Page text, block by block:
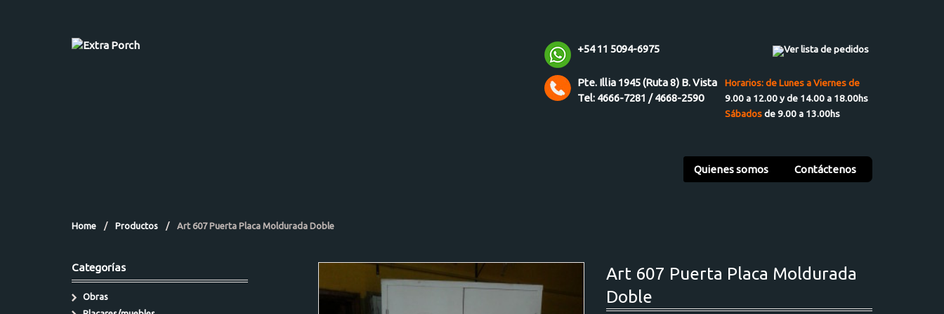
+54 11 5094-6975 Ver lista de pedidos
Pte. Illia 1945 (Ruta 8) B. Vista
Tel: 4666-7281 / 4668-2590
Horarios: de Lunes a Viernes de
9.00 a 12.00 y de 14.00 a 18.00hs
Sábadosde 9.00 a 13.00hs
Quienes somos Contáctenos
Home / Productos / Art 607 Puerta Placa Moldurada Doble
Art 607 Puerta Placa Moldurada
Doble
Categorías
Obras